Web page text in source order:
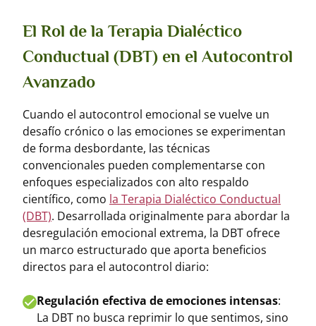
El Rol de la Terapia Dialéctico
Conductual (DBT) en el Autocontrol
Avanzado
Cuando el autocontrol emocional se vuelve un
desafío crónico o las emociones se experimentan
de forma desbordante, las técnicas
convencionales pueden complementarse con
enfoques especializados con alto respaldo
científico, como la Terapia Dialéctico Conductual
(DBT). Desarrollada originalmente para abordar la
desregulación emocional extrema, la DBT ofrece
un marco estructurado que aporta beneficios
directos para el autocontrol diario:
Regulación efectiva de emociones intensas:
La DBT no busca reprimir lo que sentimos, sino